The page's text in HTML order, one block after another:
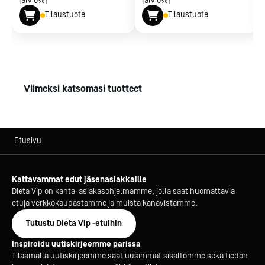
Tilaustuote
Tilaustuote
Viimeksi katsomasi tuotteet
Etusivu
Kattavammat edut jäsenasiakkaille
Dieta Vip on kanta-asiakasohjelmamme, jolla saat huomattavia
etuja verkkokaupastamme ja muista kanavistamme.
Tutustu Dieta Vip -etuihin
Inspiroidu uutiskirjeemme parissa
Tilaamalla uutiskirjeemme saat uusimmat sisältömme sekä tiedon